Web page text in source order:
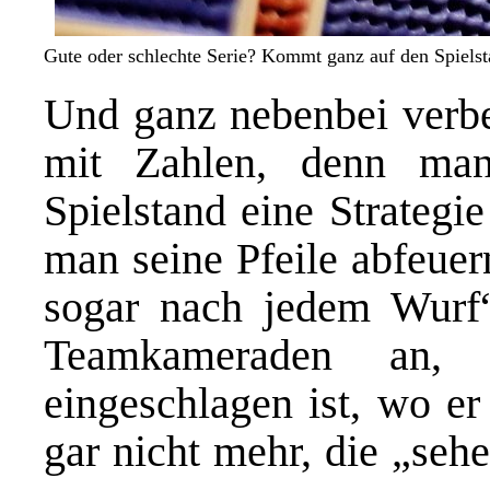
Gute oder schlechte Serie? Kommt ganz auf den
Und ganz nebenbei
mit Zahlen, denn
Spielstand eine
man seine Pfeile
sogar nach jedem
Teamkameraden
eingeschlagen ist, wo
gar nicht mehr, die